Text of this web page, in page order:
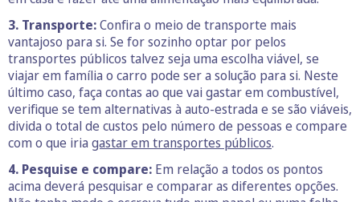
3. Transporte:Confira o meio de transporte mais
vantajoso para si. Se for sozinho optar por pelos
transportes públicos talvez seja uma escolha viável, se
viajar em família o carro pode ser a solução para si. Neste
último caso, faça contas ao que vai gastar em combustível,
verifique se tem alternativas à auto-estrada e se são viáveis,
divida o total de custos pelo número de pessoas e compare
com o que iria gastar em transportes públicos.
4. Pesquise e compare: Em relação a todos os pontos
acima deverá pesquisar e comparar as diferentes opções.